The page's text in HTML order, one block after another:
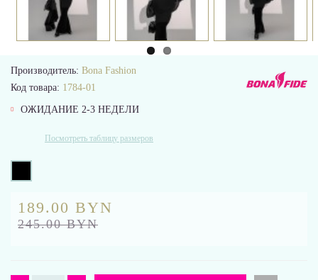
Производитель: Bona Fashion
Код товара: 1784-01
ОЖИДАНИЕ 2-3 НЕДЕЛИ
Посмотреть таблицу размеров
189.00 BYN
245.00 BYN